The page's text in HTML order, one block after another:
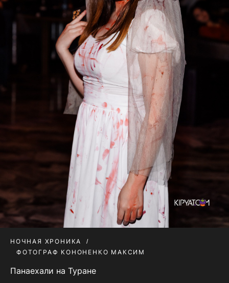
НОЧНАЯ ХРОНИКА
ФОТОГРАФ КОНОНЕНКО МАКСИМ
Панаехали на Туране